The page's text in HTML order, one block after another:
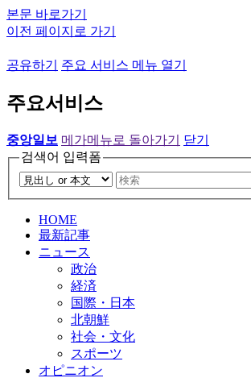
본문 바로가기
이전 페이지로 가기
공유하기 주요 서비스 메뉴 열기
주요서비스
중앙일보 메가메뉴로 돌아가기
닫기
검색어 입력폼
HOME
最新記事
ニュース
政治
経済
国際・日本
北朝鮮
社会・文化
スポーツ
オピニオン